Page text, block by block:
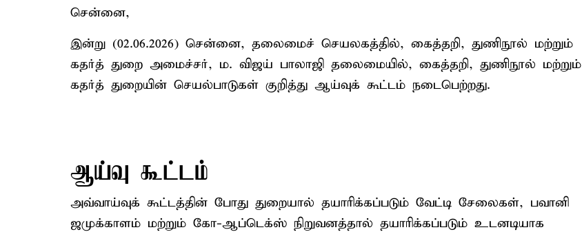
சென்னை,
இன்று (02.06.2026) சென்னை, தலைமைச் செயலகத்தில், கைத்தறி, துணிநூல் மற்றும்
கதர்த் துறை அமைச்சர், ம. விஜய் பாலாஜி தலைமையில், கைத்தறி, துணிநூல் மற்றும்
கதர்த் துறையின் செயல்பாடுகள் குறித்து ஆய்வுக் கூட்டம் நடைபெற்றது.
ஆய்வு கூட்டம்
அவ்வாய்வுக் கூட்டத்தின் போது துறையால் தயாரிக்கப்படும் வேட்டி சேலைகள், பவானி
ஜமுக்காளம் மற்றும் கோ-ஆப்டெக்ஸ் நிறுவனத்தால் தயாரிக்கப்படும் உடனடியாக